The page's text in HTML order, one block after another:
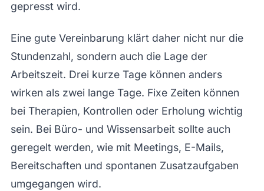
gepresst wird.
Eine gute Vereinbarung klärt daher nicht nur die
Stundenzahl, sondern auch die Lage der
Arbeitszeit. Drei kurze Tage können anders
wirken als zwei lange Tage. Fixe Zeiten können
bei Therapien, Kontrollen oder Erholung wichtig
sein. Bei Büro- und Wissensarbeit sollte auch
geregelt werden, wie mit Meetings, E-Mails,
Bereitschaften und spontanen Zusatzaufgaben
umgegangen wird.